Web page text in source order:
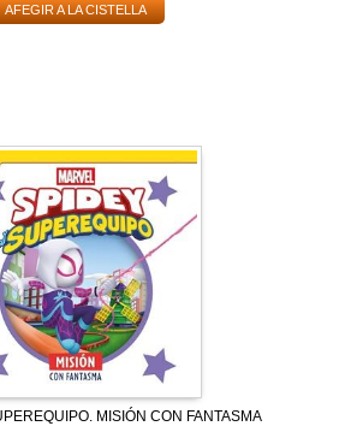
AFEGIR A LA CISTELLA
MISIÓN CON FANTASMA